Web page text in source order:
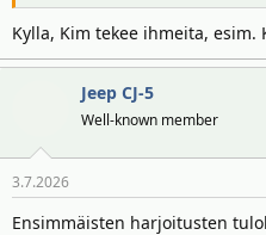
Kylla, Kim tekee ihmeita,
Jeep CJ-5
Well-known member
3.7.2026
Ensimmäisten harjoitusten